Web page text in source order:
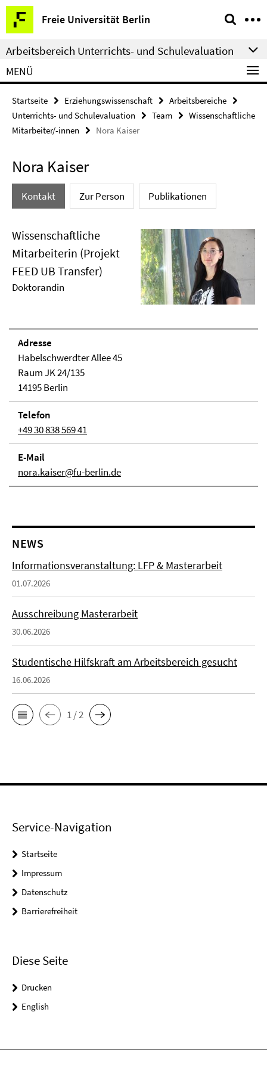
Springe
direkt
zu
Inhalt
Freie Universität Berlin
Service-
Navigation
Arbeitsbereich Unterrichts- und Schulevaluation
MENÜ
Startseite Erziehungswissenschaft
Arbeitsbereiche
Unterrichts- und Schulevaluation
Team
Wissenschaftliche
Mitarbeiter/-innen
Nora Kaiser
Nora Kaiser
Kontakt Zur Person Publikationen
Wissenschaftliche
Mitarbeiterin (Projekt
FEED UB Transfer)
Doktorandin
Adresse
Habelschwerdter Allee 45
Raum JK 24/135
14195 Berlin
Telefon
+49 30 838 569 41
E-Mail
nora.kaiser@fu-berlin.de
NEWS
Informationsveranstaltung: LFP & Masterarbeit
01.07.2026
Ausschreibung Masterarbeit
30.06.2026
Studentische Hilfskraft am Arbeitsbereich gesucht
16.06.2026
1 / 2
Service-Navigation
Startseite
Impressum
Datenschutz
Barrierefreiheit
Diese Seite
Drucken
English